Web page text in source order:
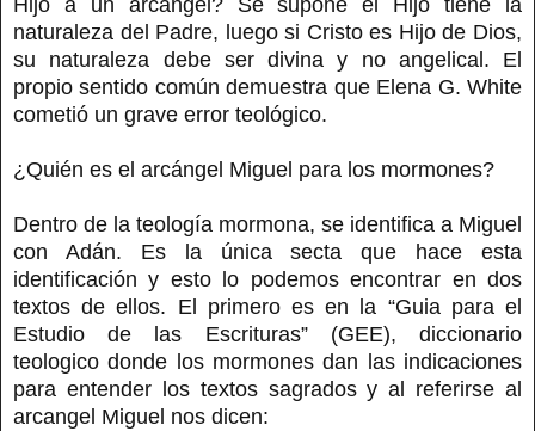
naturaleza del Padre, luego si Cristo es Hijo de Dios,
su naturaleza debe ser divina y no angelical. El
propio sentido común demuestra que Elena G. White
cometió un grave error teológico.
¿Quién es el arcángel Miguel para los mormones?
Dentro de la teología mormona, se identifica a Miguel
con Adán. Es la única secta que hace esta
identificación y esto lo podemos encontrar en dos
textos de ellos. El primero es en la “Guia para el
Estudio de las Escrituras” (GEE), diccionario
teologico donde los mormones dan las indicaciones
para entender los textos sagrados y al referirse al
arcangel Miguel nos dicen: